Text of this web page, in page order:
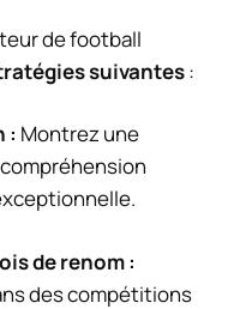
de football
suivantes:
: Montrez une
de renom:
des compétitions